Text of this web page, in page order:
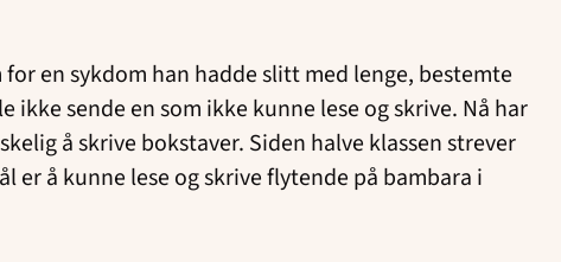
en sykdom han hadde slitt med lenge, bestemte
sende en som ikke kunne lese og skrive. Nå har
å skrive bokstaver. Siden halve klassen strever
å kunne lese og skrive flytende på bambara i